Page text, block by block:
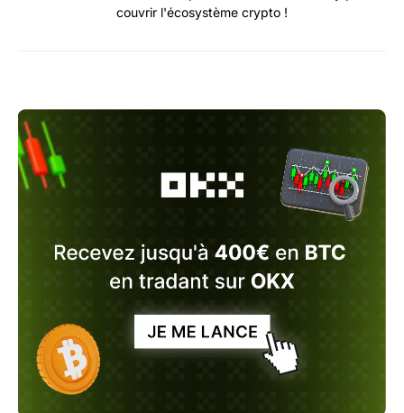
couvrir l'écosystème crypto !